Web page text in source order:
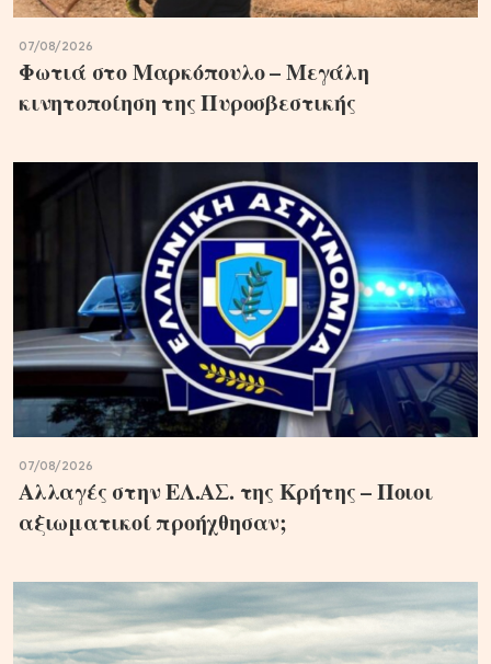
07/08/2026
Φωτιά στο Μαρκόπουλο – Μεγάλη
κινητοποίηση της Πυροσβεστικής
07/08/2026
Αλλαγές στην ΕΛ.ΑΣ. της Κρήτης – Ποιοι
αξιωματικοί προήχθησαν;